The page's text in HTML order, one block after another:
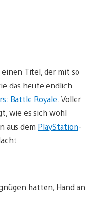
einen Titel, der mit so
das heute endlich
Battle Royale . Voller
wie es sich wohl
aus dem PlayStation-
hatten, Hand an